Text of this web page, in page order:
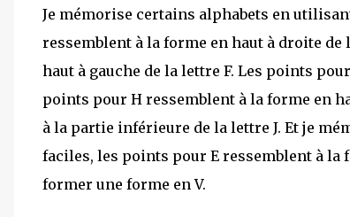
Je mémorise certains alphabets en
ressemblent à la forme en haut à droite
haut à gauche de la lettre F. Les points
points pour H ressemblent à la forme en
à la partie inférieure de la lettre J. Et je
faciles, les points pour E ressemblent à la
former une forme en V.